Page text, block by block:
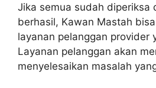
Jika semua sudah diperiksa
berhasil, Kawan Mastah
layanan pelanggan provider
Layanan pelanggan akan
menyelesaikan masalah